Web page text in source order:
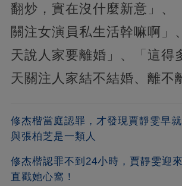
翻炒，實在沒什麼新意」、
關注女演員私生活幹嘛啊」
天說人家要離婚」、「這得
天關注人家結不結婚、離不
修杰楷當庭認罪，才發現賈靜雯早
與張柏芝是一類人
修杰楷認罪不到24小時，賈靜雯迎
直戳她心窩！